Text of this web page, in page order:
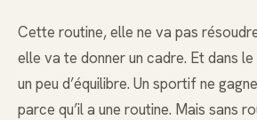
Cette routine, elle ne va pas
elle va te donner un cadre. Et dans
un peu d’équilibre. Un sportif ne
parce qu’il a une routine. Mais sans